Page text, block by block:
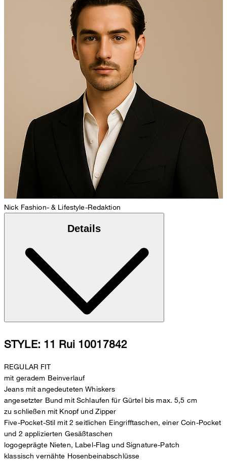
Nick Fashion- & Lifestyle-Redaktion
Details
STYLE: 11 Rui 10017842
REGULAR FIT
mit geradem Beinverlauf
Jeans mit angedeuteten Whiskers
angesetzter Bund mit Schlaufen für Gürtel bis max. 5,5 cm
zu schließen mit Knopf und Zipper
Five-Pocket-Stil mit 2 seitlichen Eingrifftaschen, einer Coin-Pocket
und 2 applizierten Gesäßtaschen
logogeprägte Nieten, Label-Flag und Signature-Patch
klassisch vernähte Hosenbeinabschlüsse